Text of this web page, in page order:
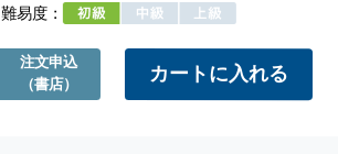
難易度：
注文申込
（書店）